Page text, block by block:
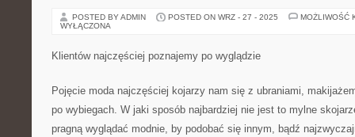
POSTED BY ADMIN POSTED ON WRZ - 27 - 2025
MOŻLIWOŚĆ
WYŁĄCZONA
Klientów najczęściej poznajemy po wyglądzie
Pojęcie moda najczęściej kojarzy nam się z ubraniami,
po wybiegach. W jaki sposób najbardziej nie jest to mylne
pragną wyglądać modnie, by podobać się innym, bądź